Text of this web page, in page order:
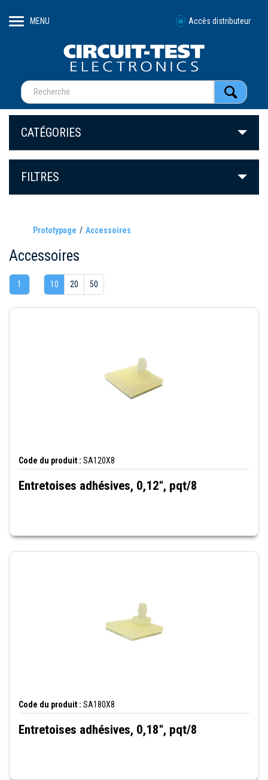
MENU Accès distributeur
CATÉGORIES
FILTRES
Prototypage Accessoires
Accessoires
1 10 20 50
Code du produit : SA120X8
Entretoises adhésives, 0,12", pqt/8
Code du produit : SA180X8
Entretoises adhésives, 0,18", pqt/8